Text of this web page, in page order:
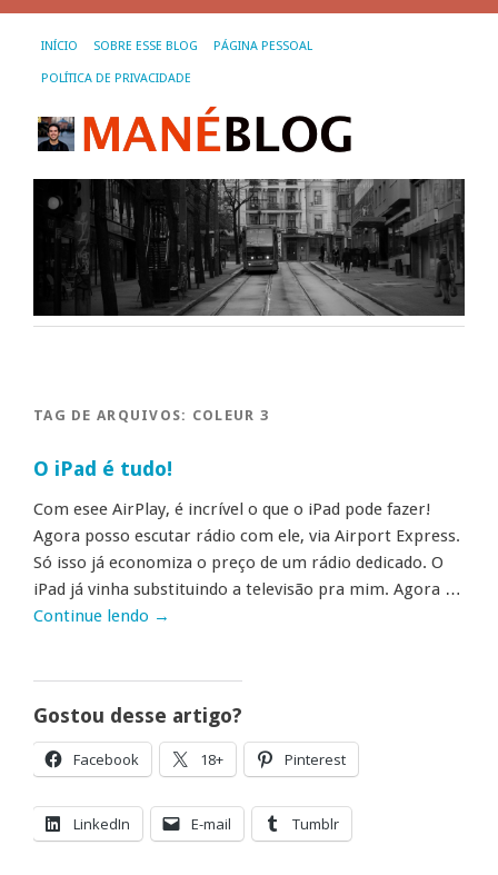
INÍCIO SOBRE ESSE BLOG PÁGINA PESSOAL
POLÍTICA DE PRIVACIDADE
TAG DE ARQUIVOS: COLEUR 3
O iPad é tudo!
Com esee AirPlay, é incrível o que o iPad pode fazer!
Agora posso escutar rádio com ele, via Airport Express.
Só isso já economiza o preço de um rádio dedicado. O
iPad já vinha substituindo a televisão pra mim. Agora …
Continue lendo →
Gostou desse artigo?
Facebook 18+ Pinterest
LinkedIn E-mail Tumblr